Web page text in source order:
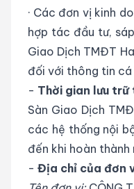
· Các đơn vị kinh
hợp tác đầu tư,
Giao Dịch TMĐT
đối với thông tin cá
- Thời gian lưu trữ
Sàn Giao Dịch
các hệ thống nội
đến khi hoàn
- Địa chỉ của đơn